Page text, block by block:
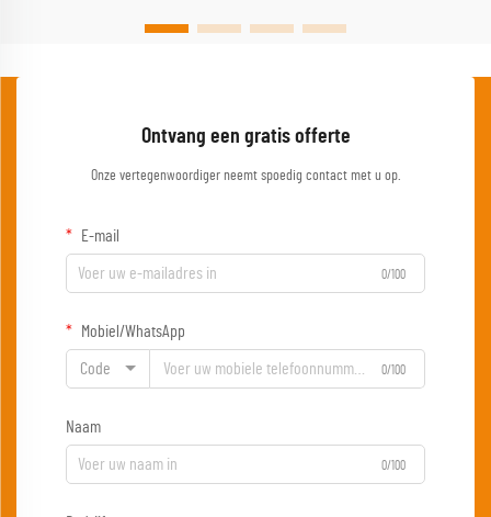
Ontvang een gratis offerte
Onze vertegenwoordiger neemt spoedig contact met u op.
E-mail
0/100
Mobiel/WhatsApp
Code 0/100
Naam
0/100